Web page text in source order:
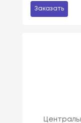
Заказать